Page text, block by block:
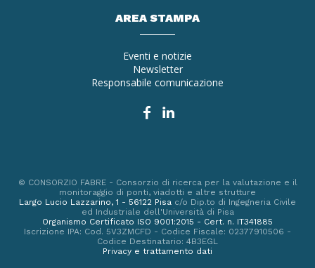
AREA STAMPA
Eventi e notizie
Newsletter
Responsabile comunicazione
© CONSORZIO FABRE - Consorzio di ricerca per la valutazione e il
monitoraggio di ponti, viadotti e altre strutture
Largo Lucio Lazzarino, 1 - 56122 Pisa c/o Dip.to di Ingegneria Civile
ed Industriale dell'Università di Pisa
Organismo Certificato ISO 9001:2015 - Cert. n. IT341885
Iscrizione IPA: Cod. 5V3ZMCFD - Codice Fiscale: 02377910506 -
Codice Destinatario: 4B3EGL
Privacy e trattamento dati